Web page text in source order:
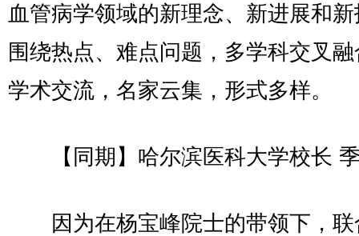
血管病学领域的新理念、新进展和
围绕热点、难点问题，多学科交叉
学术交流，名家云集，形式多样。
【同期】哈尔滨医科大学校长
因为在杨宝峰院士的带领下，联